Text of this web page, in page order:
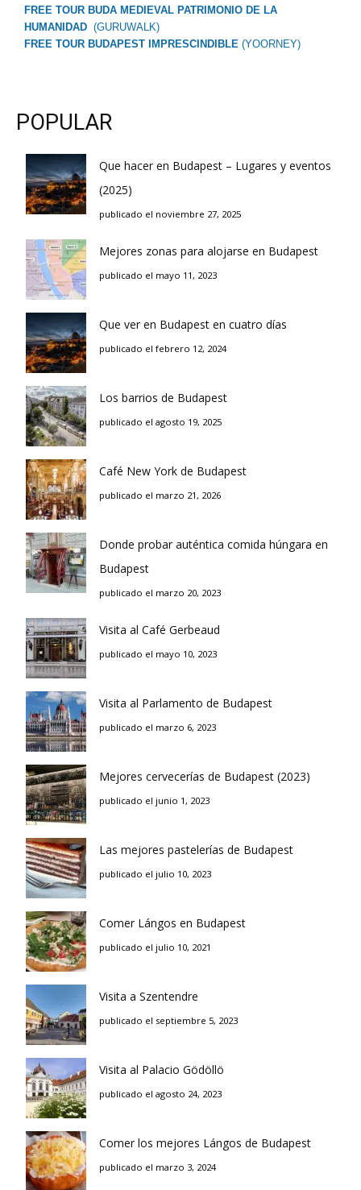
FREE TOUR BUDA MEDIEVAL PATRIMONIO DE LA
HUMANIDAD (GURUWALK)
FREE TOUR BUDAPEST IMPRESCINDIBLE (YOORNEY)
POPULAR
Que hacer en Budapest – Lugares y eventos
(2025)
publicado el noviembre 27, 2025
Mejores zonas para alojarse en Budapest
publicado el mayo 11, 2023
Que ver en Budapest en cuatro días
publicado el febrero 12, 2024
Los barrios de Budapest
publicado el agosto 19, 2025
Café New York de Budapest
publicado el marzo 21, 2026
Donde probar auténtica comida húngara en
Budapest
publicado el marzo 20, 2023
Visita al Café Gerbeaud
publicado el mayo 10, 2023
Visita al Parlamento de Budapest
publicado el marzo 6, 2023
Mejores cervecerías de Budapest (2023)
publicado el junio 1, 2023
Las mejores pastelerías de Budapest
publicado el julio 10, 2023
Comer Lángos en Budapest
publicado el julio 10, 2021
Visita a Szentendre
publicado el septiembre 5, 2023
Visita al Palacio Gödöllö
publicado el agosto 24, 2023
Comer los mejores Lángos de Budapest
publicado el marzo 3, 2024